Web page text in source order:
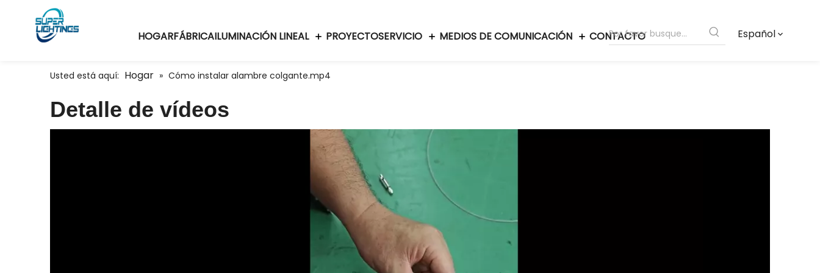
HOGARFÁBRICAILUMINACIÓN LINEAL PROYECTOSERVICIO MEDIOS DE COMUNICACIÓN CONTACTO Español
Usted está aquí: Hogar » Cómo instalar alambre colgante.mp4
Detalle de vídeos